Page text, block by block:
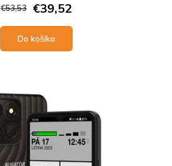
€53,53 €39,52
Do košíka